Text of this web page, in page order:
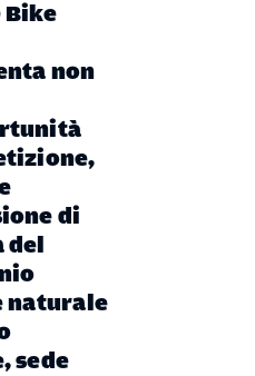
Bike
non
di
naturale
sede